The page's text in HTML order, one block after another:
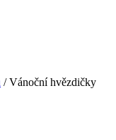
/ Vánoční hvězdičky